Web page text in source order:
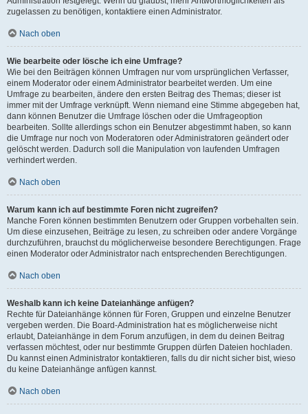
zugelassen zu benötigen, kontaktiere einen Administrator.
Nach oben
Wie bearbeite oder lösche ich eine Umfrage?
Wie bei den Beiträgen können Umfragen nur vom ursprünglichen Verfasser,
einem Moderator oder einem Administrator bearbeitet werden. Um eine
Umfrage zu bearbeiten, ändere den ersten Beitrag des Themas; dieser ist
immer mit der Umfrage verknüpft. Wenn niemand eine Stimme abgegeben hat,
dann können Benutzer die Umfrage löschen oder die Umfrageoption
bearbeiten. Sollte allerdings schon ein Benutzer abgestimmt haben, so kann
die Umfrage nur noch von Moderatoren oder Administratoren geändert oder
gelöscht werden. Dadurch soll die Manipulation von laufenden Umfragen
verhindert werden.
Nach oben
Warum kann ich auf bestimmte Foren nicht zugreifen?
Manche Foren können bestimmten Benutzern oder Gruppen vorbehalten sein.
Um diese einzusehen, Beiträge zu lesen, zu schreiben oder andere Vorgänge
durchzuführen, brauchst du möglicherweise besondere Berechtigungen. Frage
einen Moderator oder Administrator nach entsprechenden Berechtigungen.
Nach oben
Weshalb kann ich keine Dateianhänge anfügen?
Rechte für Dateianhänge können für Foren, Gruppen und einzelne Benutzer
vergeben werden. Die Board-Administration hat es möglicherweise nicht
erlaubt, Dateianhänge in dem Forum anzufügen, in dem du deinen Beitrag
verfassen möchtest, oder nur bestimmte Gruppen dürfen Dateien hochladen.
Du kannst einen Administrator kontaktieren, falls du dir nicht sicher bist, wieso
du keine Dateianhänge anfügen kannst.
Nach oben